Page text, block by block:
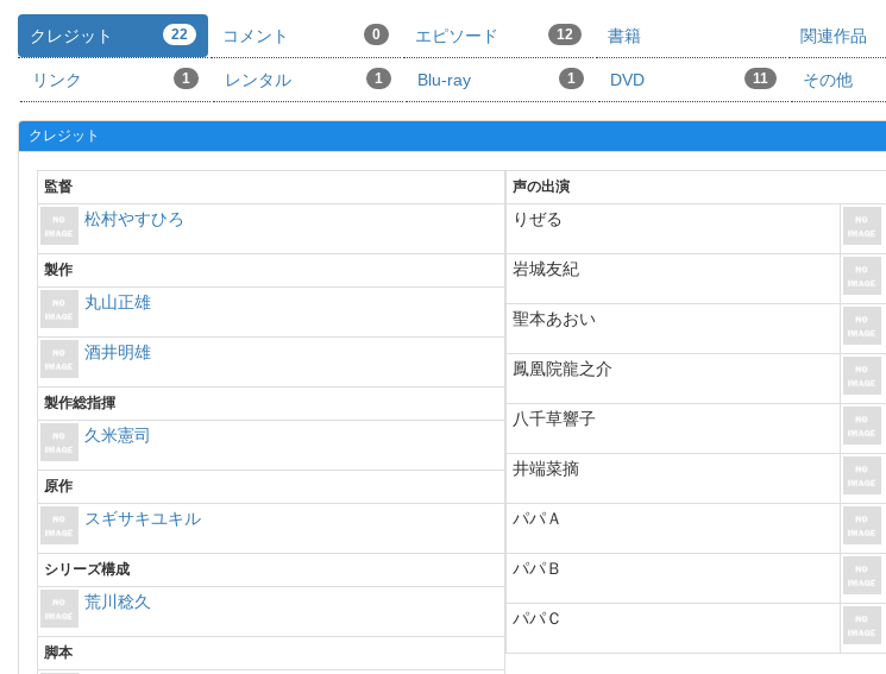
クレジット 22 コメント 0 エピソード 12 書籍 関連作品
リンク 1 レンタル 1 Blu-ray 1 DVD 11 その他
クレジット
監督
松村やすひろ
製作
丸山正雄
酒井明雄
製作総指揮
久米憲司
原作
スギサキユキル
シリーズ構成
荒川稔久
脚本
声の出演
りぜる
岩城友紀
聖本あおい
鳳凰院龍之介
八千草響子
井端菜摘
パパＡ
パパＢ
パパＣ